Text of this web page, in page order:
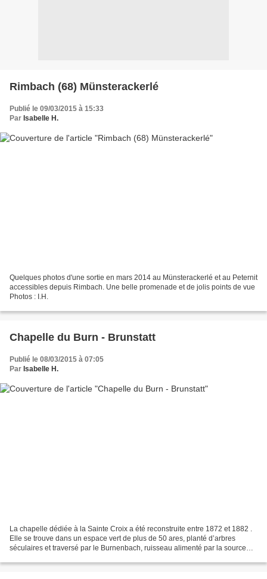
Rimbach (68) Münsterackerlé
Publié le 09/03/2015 à 15:33
Par Isabelle H.
Quelques photos d'une sortie en mars 2014 au Münsterackerlé et au Peternit
accessibles depuis Rimbach. Une belle promenade et de jolis points de vue
Photos : I.H.
Chapelle du Burn - Brunstatt
Publié le 08/03/2015 à 07:05
Par Isabelle H.
La chapelle dédiée à la Sainte Croix a été reconstruite entre 1872 et 1882 .
Elle se trouve dans un espace vert de plus de 50 ares, planté d’arbres
séculaires et traversé par le Burnenbach, ruisseau alimenté par la source